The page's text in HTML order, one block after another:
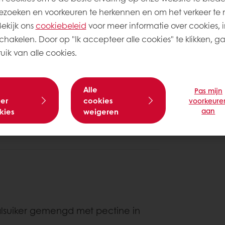
voor een betere
geraspte hazelnoten
af met huishoudfolie.
gebruik.
gemengd met pectine in
en voorkeuren te herkennen en om het verkeer te
ons cookiebeleid voor meer informatie over cookies,
Door op "Ik accepteer alle cookies" te klikken,
van alle cookies.
Alle
cookies
weigeren
Pas mijn
aan